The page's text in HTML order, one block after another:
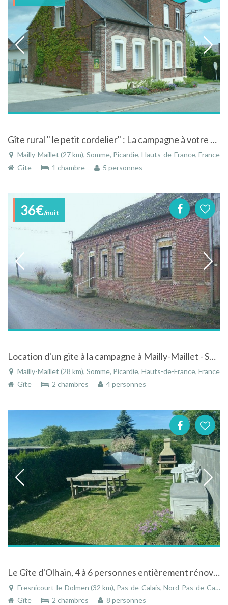
Gîte rural " le petit cordelier" : La campagne à votre portée!
Mailly-Maillet (27 km), Somme, Picardie, Hauts-de-France, France
Gîte
1 chambre 5 personnes
36€/nuit
Location d'un gite à la campagne à Mailly-Maillet - Somme - Picardie
Mailly-Maillet (28 km), Somme, Picardie, Hauts-de-France, France
Gîte
2 chambres 4 personnes
Le Gîte d'Olhain, 4 à 6 personnes entièrement rénové et équipé
Fresnicourt-le-Dolmen (32 km), Pas-de-Calais, Nord-Pas-de-Calais, Hauts-de-France, France
Gîte
2 chambres 8 personnes